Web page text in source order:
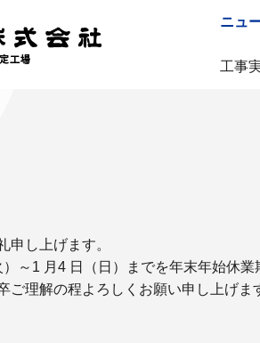
ニュ
工事
申し上げます。
～1 月4 日（日）までを年末年始休業
理解の程よろしくお願い申し上げま